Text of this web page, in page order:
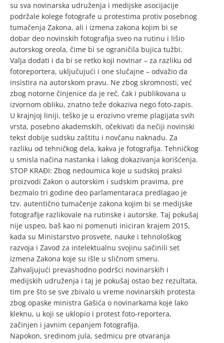
su sva novinarska udruženja i medijske asocijacije
podržale kolege fotografe u protestima protiv posebnog
tumačenja Zakona, ali i izmena zakona kojim bi se
dobar deo novinskih fotografija sveo na rutinu i lišio
autorskog oreola, čime bi se ograničila bujica tužbi.
Valja dodati i da bi se retko koji novinar – za razliku od
fotoreportera, uključujući i one slučajne – odvažio da
insistira na autorskom pravu. Ne zbog skromnosti, već
zbog notorne činjenice da je reč, čak i publikovana u
izvornom obliku, znatno teže dokaziva nego foto-zapis.
U krajnjoj liniji, teško je u erozivno vreme plagijata svih
vrsta, posebno akademskih, očekivati da nečiji novinski
tekst dobije sudsku zaštitu i novčanu naknadu. Za
razliku od tehničkog dela, kakva je fotografija. Tehničkog
u smisla načina nastanka i lakog dokazivanja korišćenja.
STOP KRAĐI: Zbog nedoumica koje u sudskoj praksi
proizvodi Zakon o autorskim i sudskim pravima, pre
bezmalo tri godine deo parlamentaraca predlagao je
tzv. autentično tumačenje zakona kojim bi se medijske
fotografije razlikovale na rutinske i autorske. Taj pokušaj
nije uspeo, baš kao ni pomenuti iniciran krajem 2015,
kada su Ministarstvo prosvete, nauke i tehnološkog
razvoja i Zavod za intelektualnu svojinu sačinili set
izmena Zakona koje su išle u sličnom smeru.
Zahvaljujući prevashodno podršci novinarskih i
medijskih udruženja i taj je pokušaj ostao bez rezultata,
tim pre što se sve zbivalo u vreme novinarskih protesta
zbog opaske ministra Gašića o novinarkama koje lako
kleknu, u koji se uklopio i protest foto-reportera,
začinjen i javnim cepanjem fotografija.
Napokon, sredinom jula, sedmicu pre otvaranja